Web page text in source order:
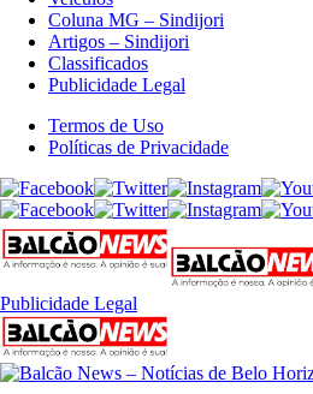
Coluna MG – Sindijori
Artigos – Sindijori
Classificados
Publicidade Legal
Termos de Uso
Políticas de Privacidade
Publicidade Legal